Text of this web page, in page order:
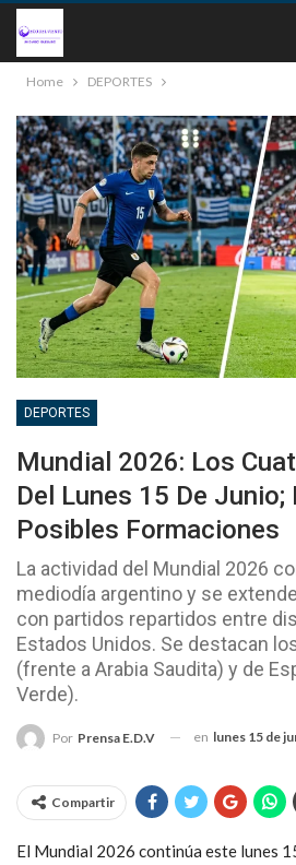
Home DEPORTES
DEPORTES
Mundial 2026: Los
Del Lunes 15 De Junio;
Posibles Formaciones
La actividad del Mundial 2026
mediodía argentino y se
con partidos repartidos entre
Estados Unidos. Se destacan
(frente a Arabia Saudita) y de
Verde).
Por Prensa E.D.V en lunes 15 de
Compartir
El Mundial 2026 continúa este lunes